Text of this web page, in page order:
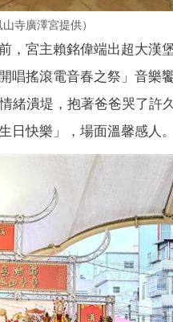
寺廣澤宮提供）
，宮主賴銘偉端出超大漢
唱搖滾電音春之祭」音樂
緒潰堤，抱著爸爸哭了許
日快樂」，場面溫馨感人。